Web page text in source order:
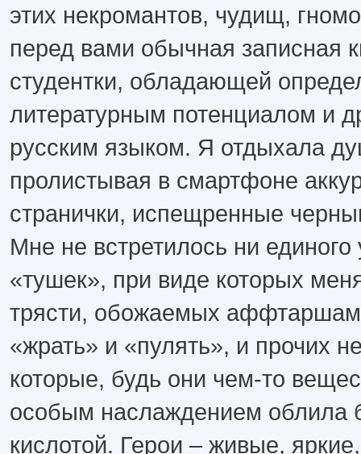
этих некромантов, чудищ,
перед вами обычная записная
студентки, обладающей
литературным потенциалом и
русским языком. Я отдыхала
пролистывая в смартфоне
странички, испещренные
Мне не встретилось ни
«тушек», при виде которых
трясти, обожаемых
«жрать» и «пулять», и прочих
которые, будь они чем-то
особым наслаждением облила
кислотой. Герои – живые,